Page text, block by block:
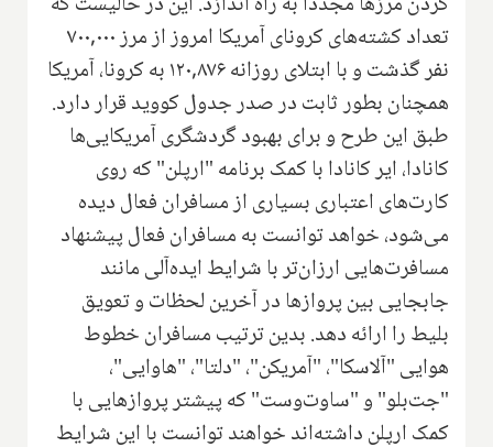
تعداد کشته‌های کرونای آمریکا امروز از مرز ۷۰۰,۰۰۰
نفر گذشت و با ابتلای روزانه ۱۲۰,۸۷۶ به کرونا، آمریکا
همچنان بطور ثابت در صدر جدول کووید قرار دارد.
طبق این طرح و برای بهبود گردشگری آمریکایی‌ها
کانادا، ایر کانادا با کمک برنامه "ارپلن" که روی
کارت‌های اعتباری بسیاری از مسافران فعال دیده
می‌شود، خواهد توانست به مسافران فعال پیشنهاد
مسافرت‌هایی ارزان‌تر با شرایط ایده‌آلی مانند
جابجایی بین پروازها در آخرین لحظات و تعویق
بلیط را ارائه دهد. بدین ترتیب مسافران خطوط
هوایی "آلاسکا"، "آمریکن"، "دلتا"، "هاوایی"،
"جت‌بلو" و "ساوت‌وست" که پیشتر پروازهایی با
کمک ارپلن داشته‌اند خواهند توانست با این شرایط